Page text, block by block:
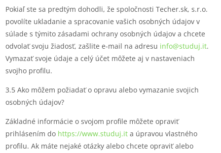
Pokiaľ ste sa predtým dohodli, že spoločnosti Techer.sk, s.r.o.
povolíte ukladanie a spracovanie vašich osobných údajov v
súlade s týmito zásadami ochrany osobných údajov a chcete
odvolať svoju žiadosť, zašlite e-mail na adresu info@studuj.it.
Vymazať svoje údaje a celý účet môžete aj v nastaveniach
svojho profilu.
3.5 Ako môžem požiadať o opravu alebo vymazanie svojich
osobných údajov?
Základné informácie o svojom profile môžete opraviť
prihlásením do https://www.studuj.ita úpravou vlastného
profilu. Ak máte nejaké otázky alebo chcete opraviť alebo